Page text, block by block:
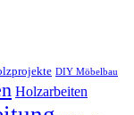
DIY Möbelbau
Holzarbeiten